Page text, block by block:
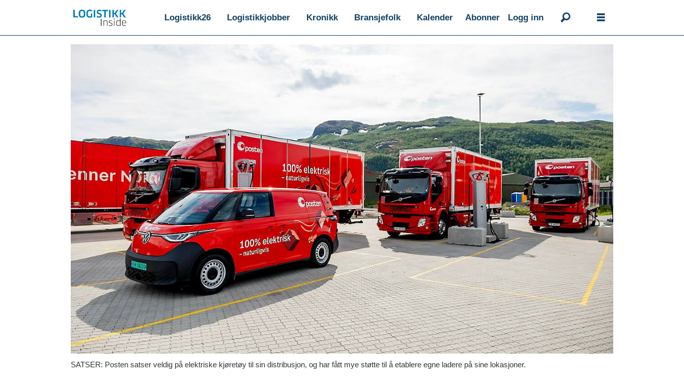
Logistikk26 Logistikkjobber Kronikk Bransjefolk Kalender Abonner Logg inn
SATSER: Posten satser veldig på elektriske kjøretøy til sin distribusjon, og har fått mye støtte til å etablere egne ladere på sine lokasjoner.